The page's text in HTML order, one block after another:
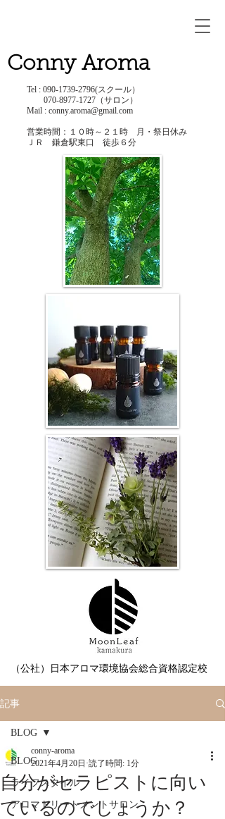
Conny Aroma
Tel : 090-1739-2796(スクール）
070-8977-1727 （サロン）
Mail : conny.aroma@gmail.com
営業時間：１０時～２１時 ​月・祭日休み
ＪＲ 鎌倉駅東口 徒歩６分
（公社）日本アロマ環境協会総合資格認定校
記事
BLOG
ライフスタイル
アロマトリートメントサロン
BLOG
自分がセラピストに向い
ているのでしょうか？
conny-aroma
2021年4月20日 読了時間: 1分